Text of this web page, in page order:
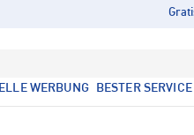
WERBUNG BESTER SERVICE